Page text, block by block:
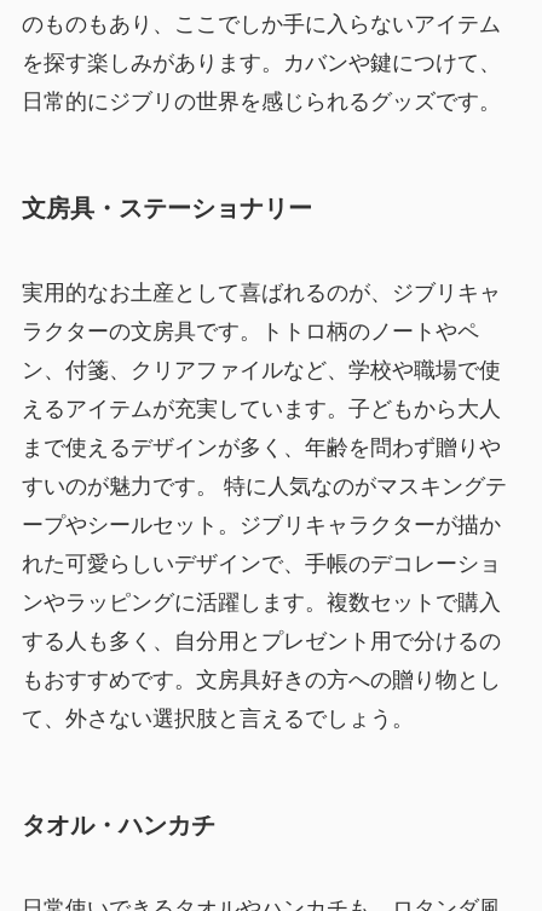
のものもあり、ここでしか手に入らないアイテム
を探す楽しみがあります。カバンや鍵につけて、
日常的にジブリの世界を感じられるグッズです。
文房具・ステーショナリー
実用的なお土産として喜ばれるのが、ジブリキャ
ラクターの文房具です。トトロ柄のノートやペ
ン、付箋、クリアファイルなど、学校や職場で使
えるアイテムが充実しています。子どもから大人
まで使えるデザインが多く、年齢を問わず贈りや
すいのが魅力です。 特に人気なのがマスキングテ
ープやシールセット。ジブリキャラクターが描か
れた可愛らしいデザインで、手帳のデコレーショ
ンやラッピングに活躍します。複数セットで購入
する人も多く、自分用とプレゼント用で分けるの
もおすすめです。文房具好きの方への贈り物とし
て、外さない選択肢と言えるでしょう。
タオル・ハンカチ